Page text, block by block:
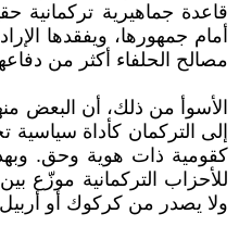
قاعدة جماهيرية تركمانية
أمام جمهورها، ويفقدها
مصالح الحلفاء أكثر من
الأسوأ من ذلك، أن البعض
إلى التركمان كأداة
كقومية ذات هوية وحق.
للأحزاب التركمانية موزّع بين
ولا يصدر من كركوك أو